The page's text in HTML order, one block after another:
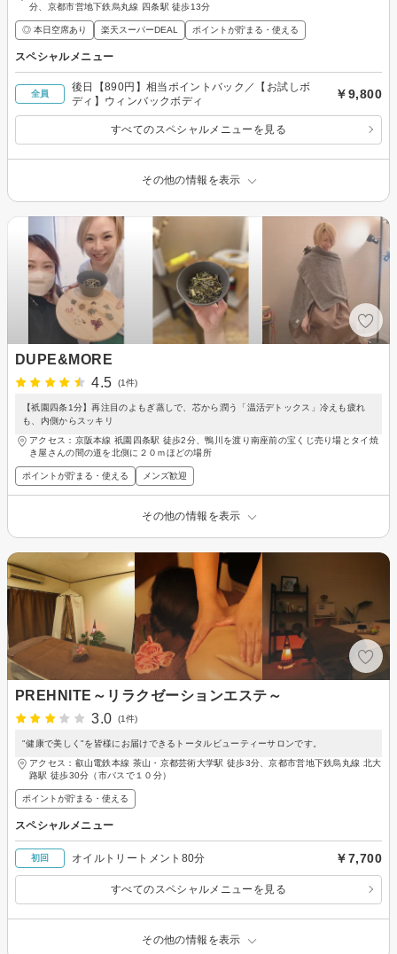
分、京都市営地下鉄烏丸線 四条駅 徒歩13分
◎ 本日空席あり 楽天スーパーDEAL ポイントが貯まる・使える
スペシャルメニュー
全員
後日【890円】相当ポイントバック／【お試しボ
ディ】ウィンバックボディ
￥9,800
すべてのスペシャルメニューを見る
その他の情報を表示
DUPE&MORE
4.5
(1件)
【祇園四条1分】再注目のよもぎ蒸しで、芯から潤う「温活デトックス」冷えも疲れ
も、内側からスッキリ
アクセス：京阪本線 祇園四条駅 徒歩2分、鴨川を渡り南座前の宝くじ売り場とタイ焼
き屋さんの間の道を北側に２０ｍほどの場所
ポイントが貯まる・使える メンズ歓迎
その他の情報を表示
PREHNITE～リラクゼーションエステ～
3.0
(1件)
"健康で美しく"を皆様にお届けできるトータルビューティーサロンです。
アクセス：叡山電鉄本線 茶山・京都芸術大学駅 徒歩3分、京都市営地下鉄烏丸線 北大
路駅 徒歩30分（市バスで１０分）
ポイントが貯まる・使える
スペシャルメニュー
初回 オイルトリートメント80分 ￥7,700
すべてのスペシャルメニューを見る
その他の情報を表示